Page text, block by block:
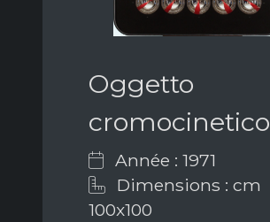
Oggetto
cromocinetico
Année : 1971
Dimensions : cm
100x100